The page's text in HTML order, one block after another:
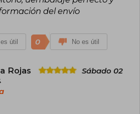
del envío
útil 0 No es útil
Rojas
Sábado 02